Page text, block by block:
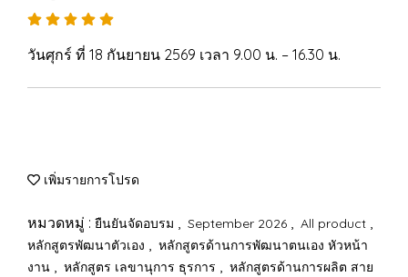
วันศุกร์ ที่ 18 กันยายน 2569 เวลา 9.00 น. – 16.30 น.
เพิ่มรายการโปรด
หมวดหมู่ : ยืนยันจัดอบรม , September 2026 , All product ,
หลักสูตรพัฒนาตัวเอง , หลักสูตรด้านการพัฒนาตนเอง หัวหน้า
งาน , หลักสูตร เลขานุการ ธุรการ , หลักสูตรด้านการผลิต สาย